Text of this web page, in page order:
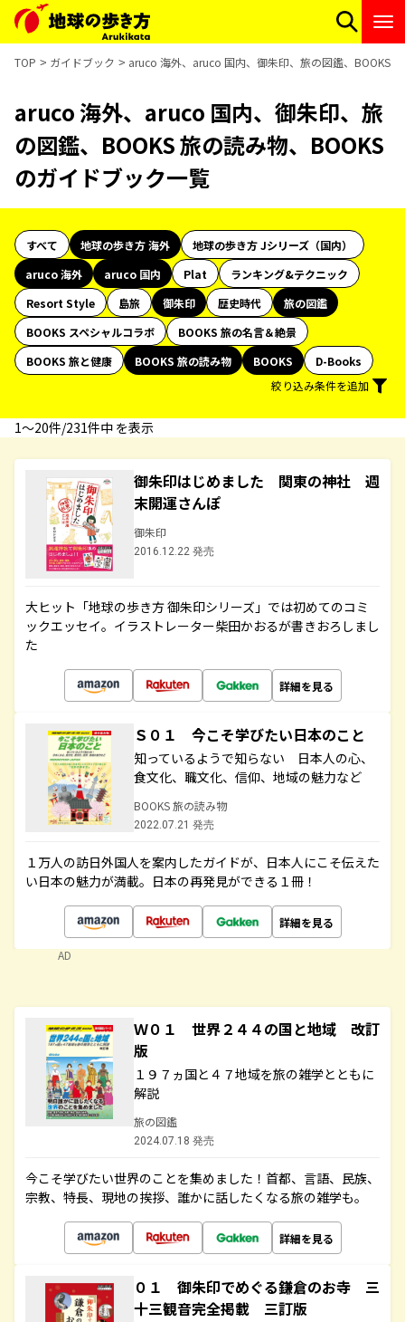
TOP ガイドブック aruco 海外、aruco 国内、御朱印、旅の図鑑、BOOKS
aruco 海外、aruco 国内、御朱印、旅
の図鑑、BOOKS 旅の読み物、BOOKS
のガイドブック一覧
すべて 地球の歩き方 海外
地球の歩き方 Jシリーズ（国内）
aruco 海外
aruco 国内 Plat
ランキング&テクニック
Resort Style
島旅 御朱印 歴史時代
旅の図鑑
BOOKS スペシャルコラボ
BOOKS 旅の名言＆絶景
BOOKS 旅と健康
BOOKS 旅の読み物 BOOKS
D-Books
絞り込み条件を追加
1〜20件/231件中 を表示
御朱印はじめました 関東の神社 週
末開運さんぽ
御朱印
2016.12.22 発売
大ヒット「地球の歩き方 御朱印シリーズ」では初めてのコミ
ックエッセイ。イラストレーター柴田かおるが書きおろしまし
た
詳細を見る
Ｓ０１ 今こそ学びたい日本のこと
知っているようで知らない 日本人の心、
食文化、職文化、信仰、地域の魅力など
BOOKS 旅の読み物
2022.07.21 発売
１万人の訪日外国人を案内したガイドが、日本人にこそ伝えた
い日本の魅力が満載。日本の再発見ができる１冊！
詳細を見る
AD
Ｗ０１ 世界２４４の国と地域 改訂
版
１９７ヵ国と４７地域を旅の雑学とともに
解説
旅の図鑑
2024.07.18 発売
今こそ学びたい世界のことを集めました！首都、言語、民族、
宗教、特長、現地の挨拶、誰かに話したくなる旅の雑学も。
詳細を見る
０１ 御朱印でめぐる鎌倉のお寺 三
十三観音完全掲載 三訂版